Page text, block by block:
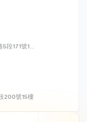
段171號14
200號15樓